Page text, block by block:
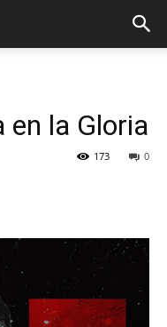
en la Gloria
0
173